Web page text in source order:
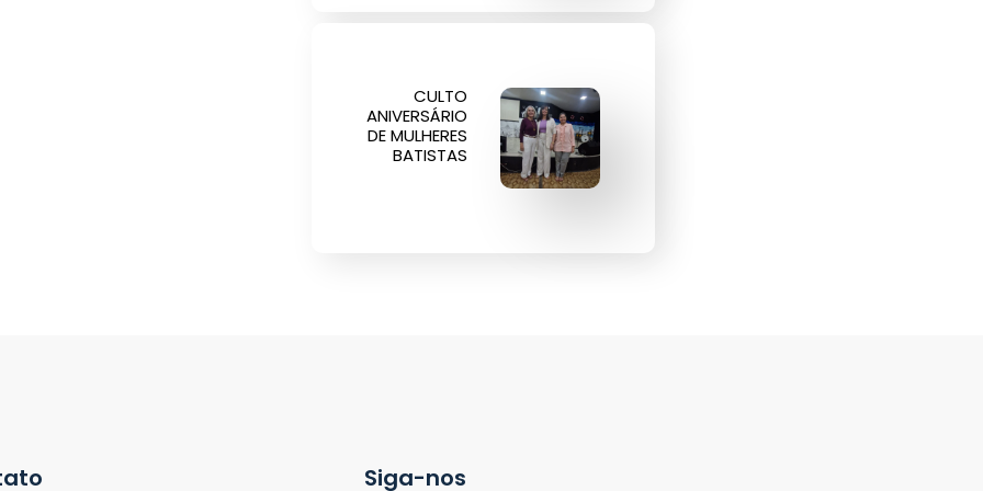
CULTO
ANIVERSÁRIO
DE MULHERES
BATISTAS
Siga-nos